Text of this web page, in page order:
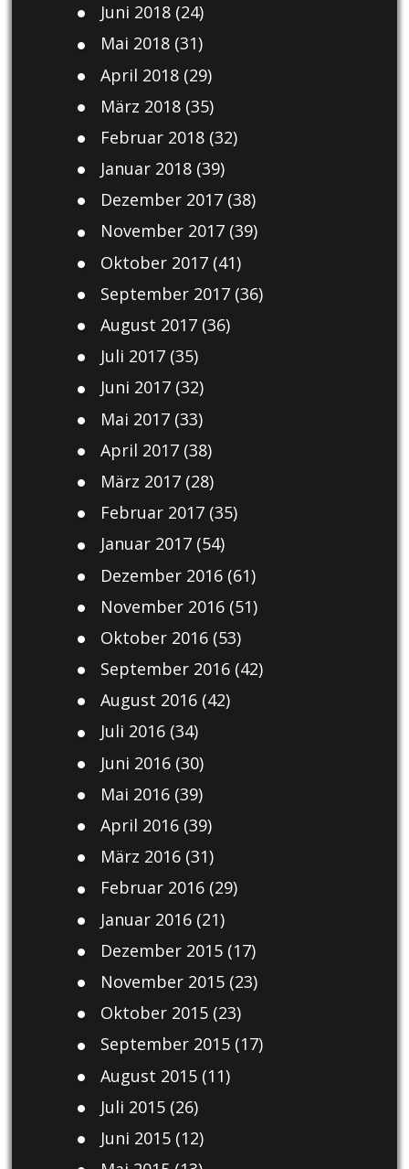
Juni 2018(24)
Mai 2018(31)
April 2018(29)
März 2018(35)
Februar 2018(32)
Januar 2018(39)
Dezember 2017(38)
November 2017(39)
Oktober 2017(41)
September 2017(36)
August 2017(36)
Juli 2017(35)
Juni 2017(32)
Mai 2017(33)
April 2017(38)
März 2017(28)
Februar 2017(35)
Januar 2017(54)
Dezember 2016(61)
November 2016(51)
Oktober 2016(53)
September 2016(42)
August 2016(42)
Juli 2016(34)
Juni 2016(30)
Mai 2016(39)
April 2016(39)
März 2016(31)
Februar 2016(29)
Januar 2016(21)
Dezember 2015(17)
November 2015(23)
Oktober 2015(23)
September 2015(17)
August 2015(11)
Juli 2015(26)
Juni 2015(12)